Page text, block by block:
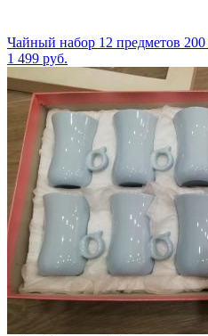
Чайный набор 12 предметов
1 499 руб.